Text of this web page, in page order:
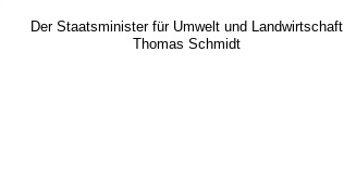
Der Staatsminister für Umwelt und Landwirtschaft
Thomas Schmidt